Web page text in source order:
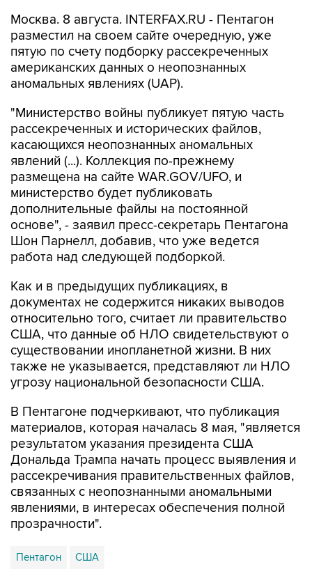
пятую по счету подборку рассекреченных
американских данных о неопознанных
аномальных явлениях (UAP).
"Министерство войны публикует пятую часть
касающихся неопознанных аномальных
явлений (...). Коллекция по-прежнему
размещена на сайте WAR.GOV/UFO, и
министерство будет публиковать
дополнительные файлы на постоянной
основе", - заявил пресс-секретарь Пентагона
Шон Парнелл, добавив, что уже ведется
работа над следующей подборкой.
Как и в предыдущих публикациях, в
относительно того, считает ли правительство
США, что данные об НЛО свидетельствуют о
существовании инопланетной жизни. В них
также не указывается, представляют ли НЛО
угрозу национальной безопасности США.
В Пентагоне подчеркивают, что публикация
результатом указания президента США
Дональда Трампа начать процесс выявления и
рассекречивания правительственных файлов,
связанных с неопознанными аномальными
явлениями, в интересах обеспечения полной
прозрачности".
Пентагон США